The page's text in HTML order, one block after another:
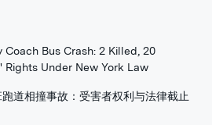
Bus Crash: 2 Killed, 20
Under New York Law
道相撞事故：受害者权利与法律截止